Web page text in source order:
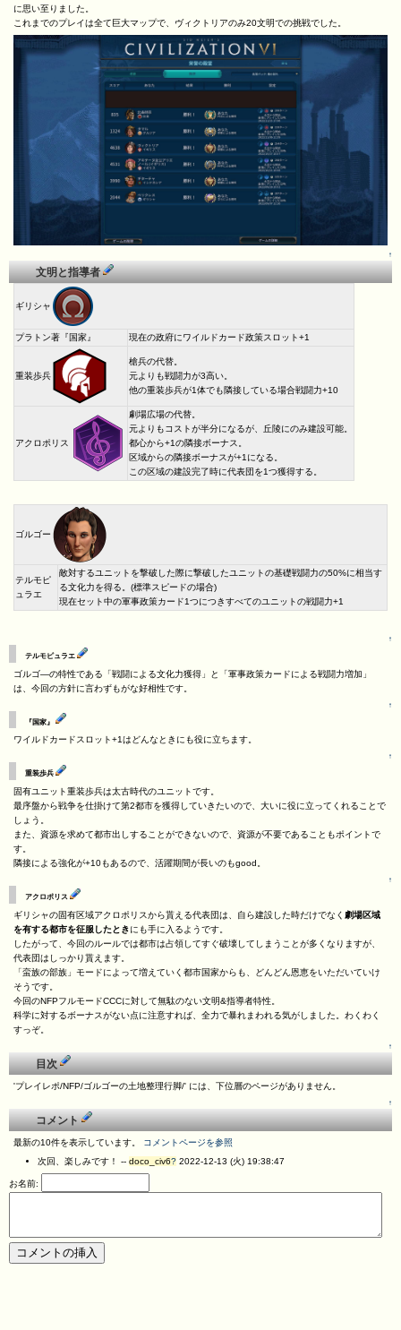
に思い至りました。
これまでのプレイは全て巨大マップで、ヴィクトリアのみ20文明での挑戦でした。
↑
文明と指導者
ギリシャ
プラトン著『国家』 現在の政府にワイルドカード政策スロット+1
重装歩兵
槍兵の代替。
元よりも戦闘力が3高い。
他の重装歩兵が1体でも隣接している場合戦闘力+10
アクロポリス
劇場広場の代替。
元よりもコストが半分になるが、丘陵にのみ建設可能。
都心から+1の隣接ボーナス。
区域からの隣接ボーナスが+1になる。
この区域の建設完了時に代表団を1つ獲得する。
ゴルゴー
テルモピ
ュラエ
敵対するユニットを撃破した際に撃破したユニットの基礎戦闘力の50%に相当す
る文化力を得る。(標準スピードの場合)
現在セット中の軍事政策カード1つにつきすべてのユニットの戦闘力+1
↑
テルモピュラエ
ゴルゴ―の特性である「戦闘による文化力獲得」と「軍事政策カードによる戦闘力増加」
は、今回の方針に言わずもがな好相性です。
↑
『国家』
ワイルドカードスロット+1はどんなときにも役に立ちます。
↑
重装歩兵
固有ユニット重装歩兵は太古時代のユニットです。
最序盤から戦争を仕掛けて第2都市を獲得していきたいので、大いに役に立ってくれることで
しょう。
また、資源を求めて都市出しすることができないので、資源が不要であることもポイントで
す。
隣接による強化が+10もあるので、活躍期間が長いのもgood。
↑
アクロポリス
ギリシャの固有区域アクロポリスから貰える代表団は、自ら建設した時だけでなく 劇場区域
を有する都市を征服したときにも手に入るようです。
したがって、今回のルールでは都市は占領してすぐ破壊してしまうことが多くなりますが、
代表団はしっかり貰えます。
「蛮族の部族」モードによって増えていく都市国家からも、どんどん恩恵をいただいていけ
そうです。
今回のNFPフルモードCCCに対して無駄のない文明&指導者特性。
科学に対するボーナスがない点に注意すれば、全力で暴れまわれる気がしました。わくわく
すっぞ。
↑
目次
'プレイレポ/NFP/ゴルゴーの土地整理行脚/' には、下位層のページがありません。
↑
コメント
最新の10件を表示しています。 コメントページを参照
次回、楽しみです！ -- doco_civ6? 2022-12-13 (火) 19:38:47
お名前: